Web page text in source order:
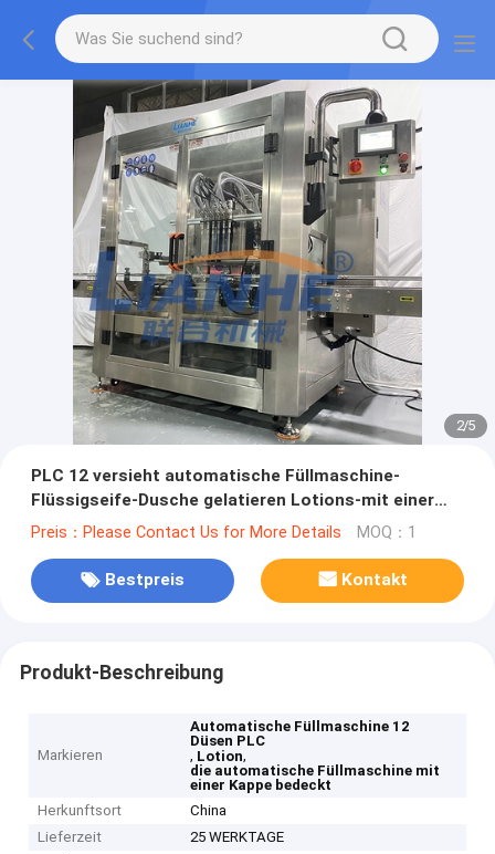
2/5
PLC 12 versieht automatische Füllmaschine-
Flüssigseife-Dusche gelatieren Lotions-mit einer
Kappe bedeckende Kennzeichnungslinie mit einer
Preis：Please Contact Us for More Details MOQ：1
Bestpreis Kontakt
Produkt-Beschreibung
Markieren
Automatische Füllmaschine 12
Düsen PLC
, Lotion,
die automatische Füllmaschine mit
einer Kappe bedeckt
Herkunftsort
China
Lieferzeit
25 WERKTAGE